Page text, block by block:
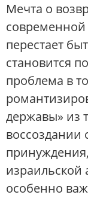
Мечта о
современной
перестает
становится
проблема в
державы» из
израильской
особенно